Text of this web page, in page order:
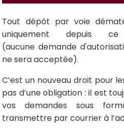
Tout dépôt par voie
uniquement depuis
(aucune demande
ne sera acceptée).
C’est un nouveau droit pour
pas d’une obligation : il est
vos demandes sous
transmettre par courrier à